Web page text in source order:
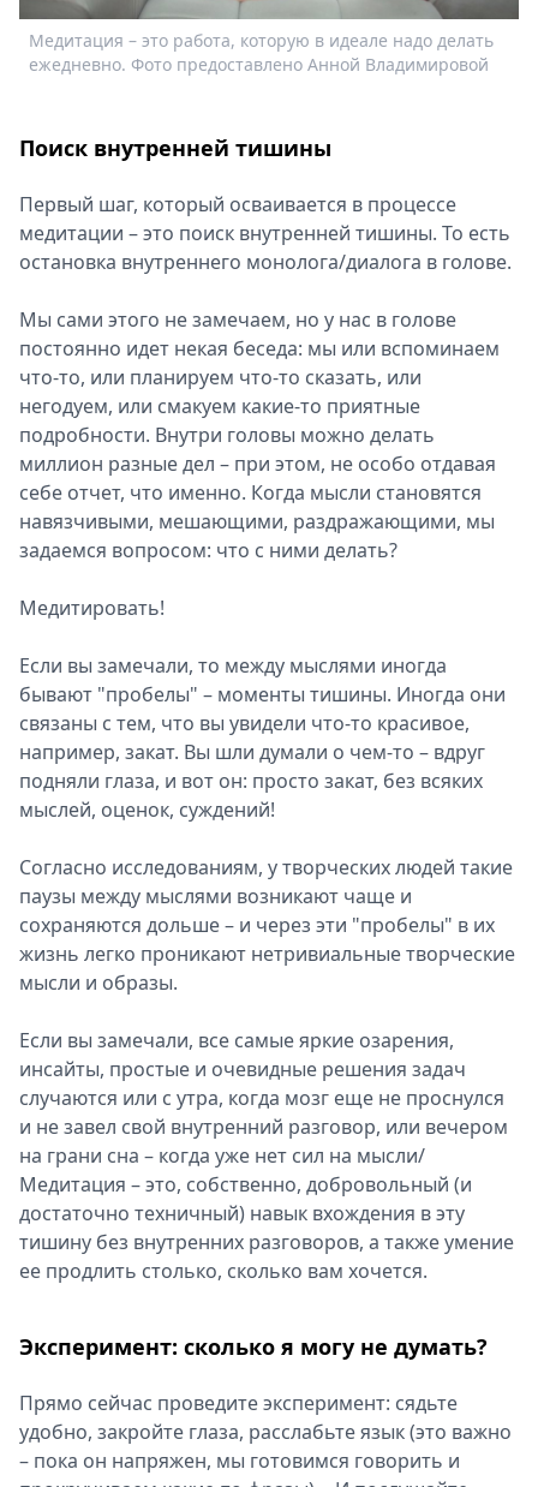
Скачай
Metro
Медитация – это работа, которую в идеале надо делать
ежедневно. Фото предоставлено Анной Владимировой
Поиск внутренней тишины
Первый шаг, который осваивается в процессе
медитации – это поиск внутренней тишины. То есть
остановка внутреннего монолога/диалога в голове.
Мы сами этого не замечаем, но у нас в голове
постоянно идет некая беседа: мы или вспоминаем
что-то, или планируем что-то сказать, или
негодуем, или смакуем какие-то приятные
подробности. Внутри головы можно делать
миллион разные дел – при этом, не особо отдавая
себе отчет, что именно. Когда мысли становятся
навязчивыми, мешающими, раздражающими, мы
задаемся вопросом: что с ними делать?
Медитировать!
Если вы замечали, то между мыслями иногда
бывают "пробелы" – моменты тишины. Иногда они
связаны с тем, что вы увидели что-то красивое,
например, закат. Вы шли думали о чем-то – вдруг
подняли глаза, и вот он: просто закат, без всяких
мыслей, оценок, суждений!
Согласно исследованиям, у творческих людей такие
паузы между мыслями возникают чаще и
сохраняются дольше – и через эти "пробелы" в их
жизнь легко проникают нетривиальные творческие
мысли и образы.
Если вы замечали, все самые яркие озарения,
инсайты, простые и очевидные решения задач
случаются или с утра, когда мозг еще не проснулся
и не завел свой внутренний разговор, или вечером
на грани сна – когда уже нет сил на мысли/
Медитация – это, собственно, добровольный (и
достаточно техничный) навык вхождения в эту
тишину без внутренних разговоров, а также умение
ее продлить столько, сколько вам хочется.
Эксперимент: сколько я могу не думать?
Прямо сейчас проведите эксперимент: сядьте
удобно, закройте глаза, расслабьте язык (это важно
– пока он напряжен, мы готовимся говорить и